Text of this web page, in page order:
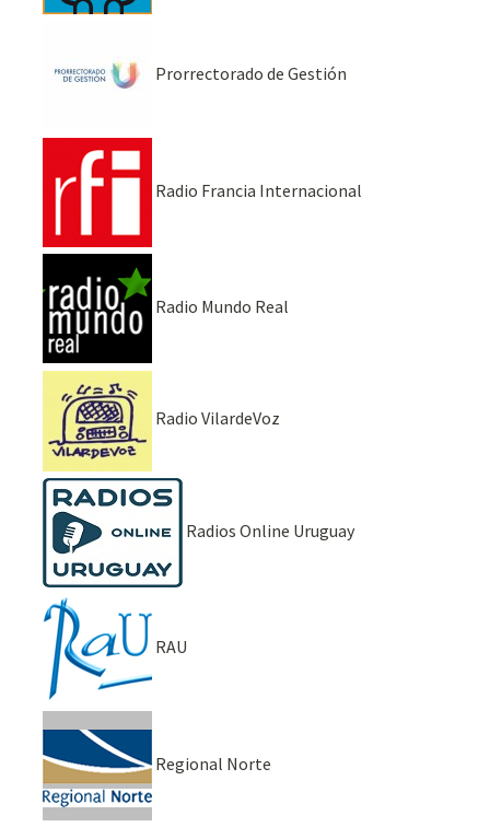
Prorrectorado de Gestión
Radio Francia Internacional
Radio Mundo Real
Radio VilardeVoz
Radios Online Uruguay
RAU
Regional Norte